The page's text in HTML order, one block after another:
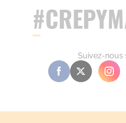
Suivez-nous